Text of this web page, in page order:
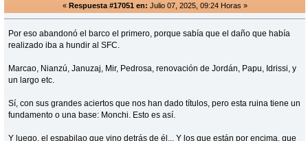
« Respuesta #17051 en: Julio 07, 2025, 09:24 Horas »
Por eso abandonó el barco el primero, porque sabía que el daño que había
realizado iba a hundir al SFC.
Marcao, Nianzú, Januzaj, Mir, Pedrosa, renovación de Jordán, Papu, Idrissi, y
un largo etc.
Sí, con sus grandes aciertos que nos han dado títulos, pero esta ruina tiene un
fundamento o una base: Monchi. Esto es así.
Y luego, el espabilao que vino detrás de él... Y los que están por encima, que